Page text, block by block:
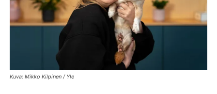
Kuva: Mikko Kilpinen / Yle